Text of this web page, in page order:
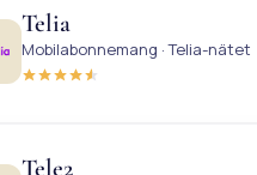
Telia
Mobilabonnemang · Telia-nätet
Tele2